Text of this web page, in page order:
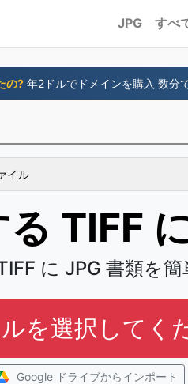
JPG すべ
の?年2ドルでドメインを購入 数分
イル
TIFF
に JPG 書類を
を選択してく
Google ドライブからインポート